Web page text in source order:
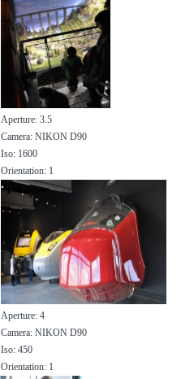
Aperture: 3.5
Camera: NIKON D90
Iso: 1600
Orientation: 1
Aperture: 4
Camera: NIKON D90
Iso: 450
Orientation: 1